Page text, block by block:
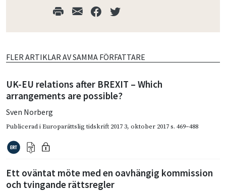
FLER ARTIKLAR AV SAMMA FÖRFATTARE
UK-EU relations after BREXIT – Which
arrangements are possible?
Sven Norberg
Publicerad iEuroparättslig tidskrift 2017 3, oktober 2017s. 469–488
Ett oväntat möte med en oavhängig kommission
och tvingande rättsregler